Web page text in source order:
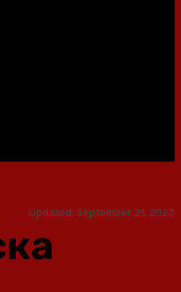
Updated: September 21, 2023